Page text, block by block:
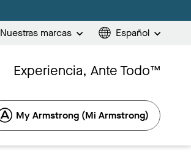
Nuestras marcas Español
Experiencia, Ante Todo™
My Armstrong (Mi Armstrong)